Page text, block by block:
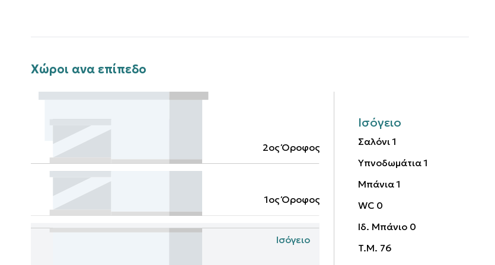
Χώροι ανα επίπεδο
2ος Όροφος
1ος Όροφος
Ισόγειο
Ισόγειο
Σαλόνι 1
Υπνοδωμάτια 1
Μπάνια 1
WC 0
Ιδ. Μπάνιο 0
T.M. 76